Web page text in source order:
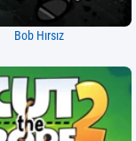
Bob Hırsız